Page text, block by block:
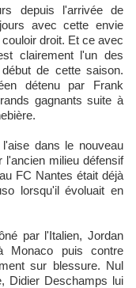
depuis l'arrivée de
avec cette envie
droit. Et ce avec
clairement l'un des
de cette saison.
détenu par Frank
gagnants suite à
dans le nouveau
milieu défensif
FC Nantes était déjà
lorsqu'il évoluait en
par l'Italien, Jordan
Monaco puis contre
sur blessure. Nul
Didier Deschamps lui